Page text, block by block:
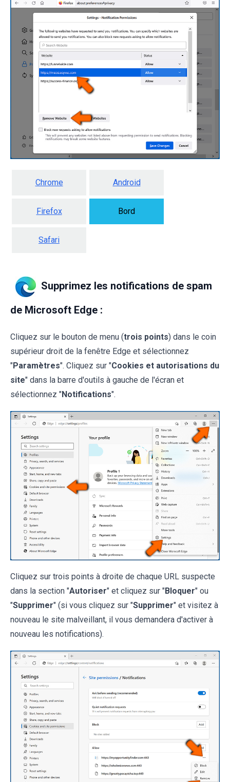
Chrome Android
Firefox Bord
Safari
Supprimez les notifications de spam
de Microsoft Edge :
Cliquez sur le bouton de menu (trois points) dans le coin
supérieur droit de la fenêtre Edge et sélectionnez
"Paramètres". Cliquez sur "Cookies et autorisations du
site" dans la barre d'outils à gauche de l'écran et
sélectionnez "Notifications".
Cliquez sur trois points à droite de chaque URL suspecte
dans la section "Autoriser" et cliquez sur "Bloquer" ou
"Supprimer" (si vous cliquez sur "Supprimer" et visitez à
nouveau le site malveillant, il vous demandera d'activer à
nouveau les notifications).